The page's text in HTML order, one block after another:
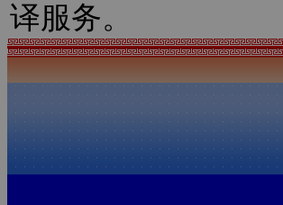
译服务。